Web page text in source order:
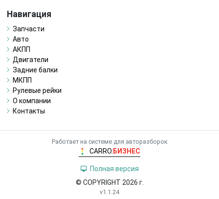
Навигация
Запчасти
Авто
АКПП
Двигатели
Задние балки
МКПП
Рулевые рейки
О компании
Контакты
Работает на системе для авторазборок
CARRO. БИЗНЕС
Полная версия
© COPYRIGHT 2026 г.
v1.1.24